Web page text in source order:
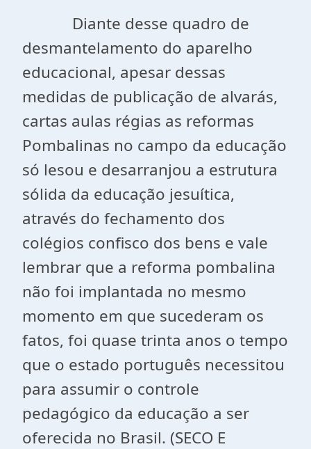
Diante desse quadro de
desmantelamento do aparelho
educacional, apesar dessas
medidas de publicação de alvarás,
cartas aulas régias as reformas
Pombalinas no campo da educação
só lesou e desarranjou a estrutura
sólida da educação jesuítica,
através do fechamento dos
colégios confisco dos bens e vale
lembrar que a reforma pombalina
não foi implantada no mesmo
momento em que sucederam os
fatos, foi quase trinta anos o tempo
que o estado português necessitou
para assumir o controle
pedagógico da educação a ser
oferecida no Brasil. (SECO E